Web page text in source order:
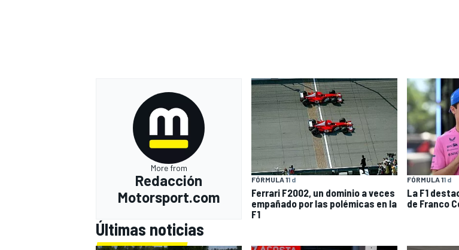
More from
Redacción
Motorsport.com
FÓRMULA 11 d
Ferrari F2002, un dominio a veces
empañado por las polémicas en la
F1
FÓRMULA 11 d
La F1
de Franco
Últimas noticias